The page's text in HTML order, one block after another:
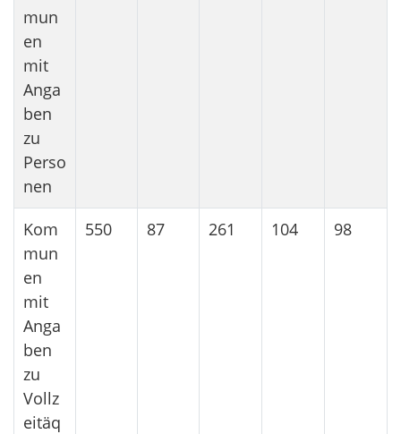
mun
en
mit
Anga
ben
zu
Perso
nen
Kom
mun
en
mit
Anga
ben
zu
Vollz
eitäq
550 87 261 104 98